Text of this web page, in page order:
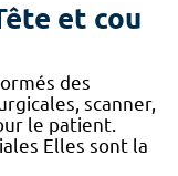
et cou
des
scanner,
le patient.
Elles sont la